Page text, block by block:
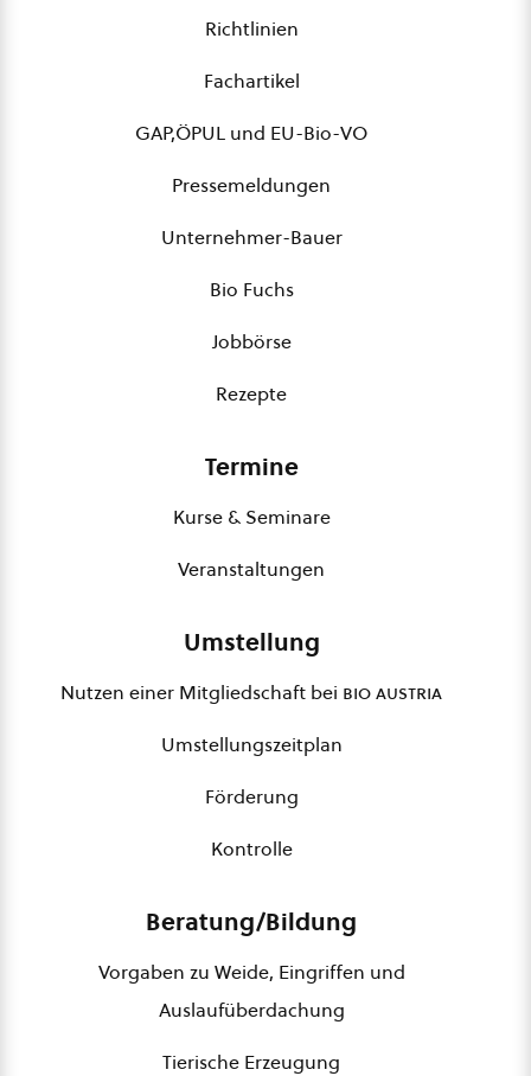
Richtlinien
Fachartikel
GAP,ÖPUL und EU-Bio-VO
Pressemeldungen
Unternehmer-Bauer
Bio Fuchs
Jobbörse
Rezepte
Termine
Kurse & Seminare
Veranstaltungen
Umstellung
Nutzen einer Mitgliedschaft bei bio austria
Umstellungszeitplan
Förderung
Kontrolle
Beratung/Bildung
Vorgaben zu Weide, Eingriffen und
Auslaufüberdachung
Tierische Erzeugung